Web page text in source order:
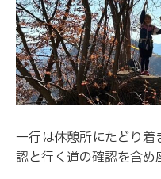
一行は休憩所にたどり着
認と行く道の確認を含め